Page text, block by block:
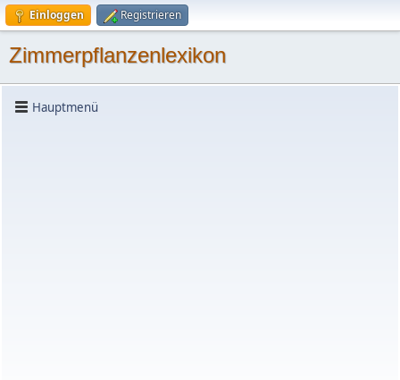
Einloggen Registrieren
Zimmerpflanzenlexikon
Hauptmenü